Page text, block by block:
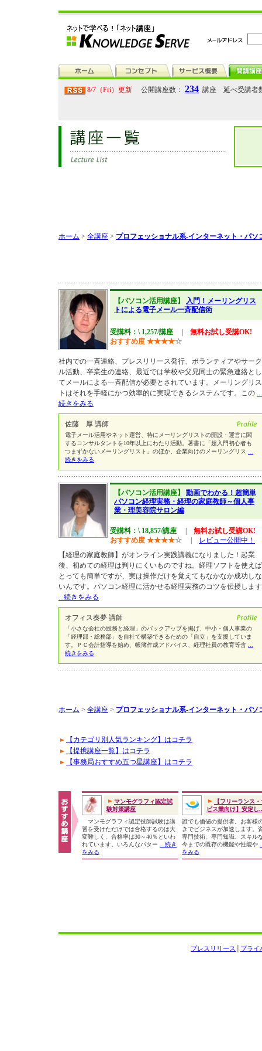
8/7（Fri）更新 公開講座数： 234 講座 延べ受講者
ホーム > 全講座 > プロフェッショナル系-インターネット・パソ
【パソコン活用講座】 入門！メーリングリス
トによる電子メール一斉配信術
受講料：\ 1,257/講座
無料お試し受講OK!
おすすめ度 ★★★★☆
社内での一斉連絡、プレスリリース発行、ボランティアやサーク
ル活動、卒業生の連絡、最近では学校や父兄同士の緊急連絡とし
てメールによる一斉配信が必要とされています。メーリングリス
トはそれを手軽にかつ効率的に実現できるシステムです。この ...
続きをみる
佐藤 厚 講師
電子メール活用やネット運営、特にメーリングリストの開設・運営に関
するコンサルタントを10年以上にわたり活動。著書に「超入門初心者も
つまずかないメーリングリスト」のほか、企業向けのメーリングリス
続きをみる
【パソコン活用講座】 動画でわかる！超簡単
パソコン経理実務・経理の家庭教師～個人事
業・理美容院サロン編
受講料：\ 18,857/講座
無料お試し受講OK!
おすすめ度 ★★★★☆
レビュー公開中！
【経理の家庭教師】がオンライン実践講義になりました！起業
後、初めての経理は判りにくいものですね。経理ソフトを使えば
とっても簡単ですが、実は操作だけを覚えてもなかなか成功しな
いんです。パソコン経理に活かせる経理実務のコツを伝授します
...続きをみる
オフィス奏夢 講師
「小さな会社の総務と経理」のバックアップを掲げ、中小・個人事業の
「経理部・総務部」を自社で構築できるための「自立」を支援していま
す。ＰＣ会計指導を始め、帳簿作成アドバイス、経理社員の教育等含
続きをみる
ホーム > 全講座 > プロフェッショナル系-インターネット・パソ
【カテゴリ別人気ランキング】はコチラ
【提携講座一覧】はコチラ
【事務局おすすめ五つ星講座】はコチラ
マンモグラフィ認定試
験対策講座
マンモグラフィ認定技師試験は講
習を受けただけでは合格するのは大
変難しく、合格率は30～40％といわ
れています。いろんなパター
...続き
をみる
【フリーランス
ビス業向け】安定し
誰でも価値の提供者。お客様
きでビジネスが加速します。
専門技術、専門知識、スキル
今までの既存の機能や性能や
をみる
プライ
プレスリリース